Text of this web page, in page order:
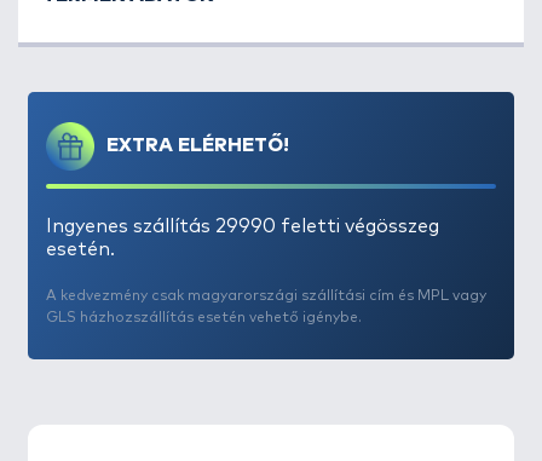
EXTRA ELÉRHETŐ!
Ingyenes szállítás 29990 feletti végösszeg
esetén.
A kedvezmény csak magyarországi szállítási cím és MPL vagy
GLS házhozszállítás esetén vehető igénybe.